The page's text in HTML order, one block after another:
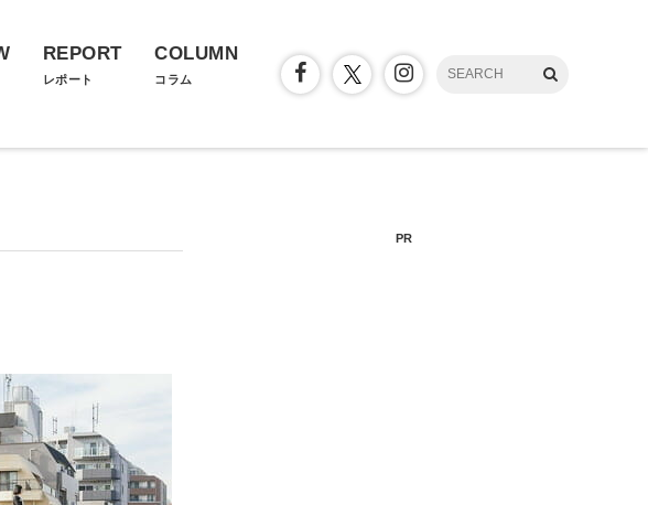
REPORT
レポート
COLUMN
コラム
PR